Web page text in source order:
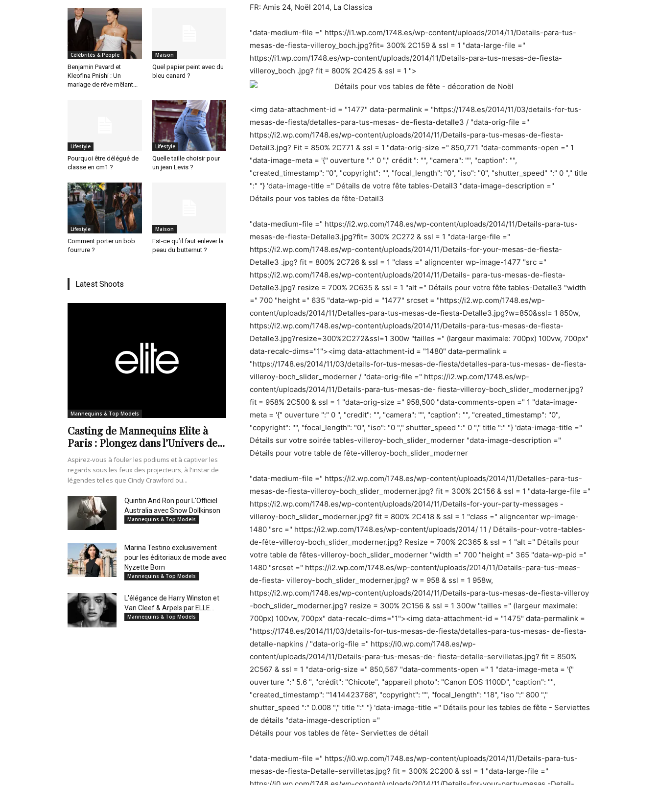
FR: Amis 24, Noël 2014, La Classica
"data-medium-file =" https://i1.wp.com/1748.es/wp-content/uploads/2014/11/Details-para-tus-
mesas-de-fiesta-villeroy_boch.jpg?fit= 300% 2C159 & ssl = 1 "data-large-file ="
https://i1.wp.com/1748.es/wp-content/uploads/2014/11/Details-para-tus-mesas-de-fiesta-
villeroy_boch .jpg? fit = 800% 2C425 & ssl = 1 ">
<img data-attachment-id = "1477" data-permalink = "https://1748.es/2014/11/03/details-for-tus-
mesas-de-fiesta/detalles-para-tus-mesas- de-fiesta-detalle3 / "data-orig-file ="
https://i2.wp.com/1748.es/wp-content/uploads/2014/11/Details-para-tus-mesas-de-fiesta-
Detail3.jpg? Fit = 850% 2C771 & ssl = 1 "data-orig-size =" 850,771 "data-comments-open =" 1
"data-image-meta = '{" ouverture ":" 0 "," crédit ": "", "camera": "", "caption": "",
"created_timestamp": "0", "copyright": "", "focal_length": "0", "iso": "0", "shutter_speed" ":" 0 "," title
":" "} 'data-image-title =" Détails de votre fête tables-Detail3 "data-image-description ="
Détails pour vos tables de fête-Detail3
"data-medium-file =" https://i2.wp.com/1748.es/wp-content/uploads/2014/11/Details-para-tus-
mesas-de-fiesta-Detalle3.jpg?fit= 300% 2C272 & ssl = 1 "data-large-file ="
https://i2.wp.com/1748.es/wp-content/uploads/2014/11/Details-for-your-mesas-de-fiesta-
Detalle3 .jpg? fit = 800% 2C726 & ssl = 1 "class =" aligncenter wp-image-1477 "src ="
https://i2.wp.com/1748.es/wp-content/uploads/2014/11/Details- para-tus-mesas-de-fiesta-
Detalle3.jpg? resize = 700% 2C635 & ssl = 1 "alt =" Détails pour votre fête tables-Detalle3 "width
=" 700 "height =" 635 "data-wp-pid = "1477" srcset = "https://i2.wp.com/1748.es/wp-
content/uploads/2014/11/Detalles-para-tus-mesas-de-fiesta-Detalle3.jpg?w=850&ssl= 1 850w,
https://i2.wp.com/1748.es/wp-content/uploads/2014/11/Details-para-tus-mesas-de-fiesta-
Detalle3.jpg?resize=300%2C272&ssl=1 300w "tailles =" (largeur maximale: 700px) 100vw, 700px"
data-recalc-dims="1"><img data-attachment-id = "1480" data-permalink =
"https://1748.es/2014/11/03/details-for-tus-mesas-de-fiesta/detalles-para-tus-mesas- de-fiesta-
villeroy-boch_slider_moderner / "data-orig-file =" https://i2.wp.com/1748.es/wp-
content/uploads/2014/11/Details-para-tus-mesas-de- fiesta-villeroy-boch_slider_moderner.jpg?
fit = 958% 2C500 & ssl = 1 "data-orig-size =" 958,500 "data-comments-open =" 1 "data-image-
meta = '{" ouverture ":" 0 ", "credit": "", "camera": "", "caption": "", "created_timestamp": "0",
"copyright": "", "focal_length": "0", "iso": "0 "," shutter_speed ":" 0 "," title ":" "} 'data-image-title ="
Détails sur votre soirée tables-villeroy-boch_slider_moderner "data-image-description ="
Détails pour votre table de fête-villeroy-boch_slider_moderner
"data-medium-file =" https://i2.wp.com/1748.es/wp-content/uploads/2014/11/Detalles-para-tus-
mesas-de-fiesta-villeroy-boch_slider_moderner.jpg? fit = 300% 2C156 & ssl = 1 "data-large-file ="
https://i2.wp.com/1748.es/wp-content/uploads/2014/11/Details-for-your-party-messages -
villeroy-boch_slider_moderner.jpg? fit = 800% 2C418 & ssl = 1 "class =" aligncenter wp-image-
1480 "src =" https://i2.wp.com/1748.es/wp-content/uploads/2014/ 11 / Détails-pour-votre-tables-
de-fête-villeroy-boch_slider_moderner.jpg? Resize = 700% 2C365 & ssl = 1 "alt =" Détails pour
votre table de fêtes-villeroy-boch_slider_moderner "width =" 700 "height =" 365 "data-wp-pid ="
1480 "srcset =" https://i2.wp.com/1748.es/wp-content/uploads/2014/11/Details-para-tus-meas-
de-fiesta- villeroy-boch_slider_moderner.jpg? w = 958 & ssl = 1 958w,
https://i2.wp.com/1748.es/wp-content/uploads/2014/11/Details-para-tus-mesas-de-fiesta-villeroy
-boch_slider_moderner.jpg? resize = 300% 2C156 & ssl = 1 300w "tailles =" (largeur maximale:
700px) 100vw, 700px" data-recalc-dims="1"><img data-attachment-id = "1475" data-permalink =
"https://1748.es/2014/11/03/details-for-tus-mesas-de-fiesta/detalles-para-tus-mesas- de-fiesta-
detalle-napkins / "data-orig-file =" https://i0.wp.com/1748.es/wp-
content/uploads/2014/11/Details-para-tus-mesas-de- fiesta-detalle-servilletas.jpg? fit = 850%
2C567 & ssl = 1 "data-orig-size =" 850,567 "data-comments-open =" 1 "data-image-meta = '{"
ouverture ":" 5.6 ", "crédit": "Chicote", "appareil photo": "Canon EOS 1100D", "caption": "",
"created_timestamp": "1414423768", "copyright": "", "focal_length": "18", "iso ":" 800 ","
shutter_speed ":" 0.008 "," title ":" "} 'data-image-title =" Détails pour les tables de fête - Serviettes
de détails "data-image-description ="
Détails pour vos tables de fête- Serviettes de détail
"data-medium-file =" https://i0.wp.com/1748.es/wp-content/uploads/2014/11/Details-para-tus-
mesas-de-fiesta-Detalle-servilletas.jpg? fit = 300% 2C200 & ssl = 1 "data-large-file ="
Célébrités & People
Benjamin Pavard et
Kleofina Pnishi : Un
mariage de rêve mêlant...
Maison
Quel papier peint avec du
bleu canard ?
Lifestyle
Pourquoi être délégué de
classe en cm1 ?
Lifestyle
Quelle taille choisir pour
un jean Levis ?
Lifestyle
Comment porter un bob
fourrure ?
Maison
Est-ce qu’il faut enlever la
peau du butternut ?
Latest Shoots
Mannequins & Top Models
Casting de Mannequins Elite à
Paris : Plongez dans l’Univers de...
Aspirez-vous à fouler les podiums et à captiver les
regards sous les feux des projecteurs, à l'instar de
légendes telles que Cindy Crawford ou...
Quintin And Ron pour L'Officiel
Australia avec Snow Dollkinson
Mannequins & Top Models
Marina Testino exclusivement
pour les éditoriaux de mode avec
Nyzette Born
Mannequins & Top Models
L'élégance de Harry Winston et
Van Cleef & Arpels par ELLE...
Mannequins & Top Models